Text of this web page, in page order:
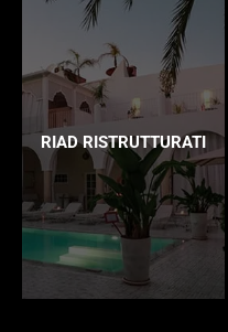
RIAD RISTRUTTURATI